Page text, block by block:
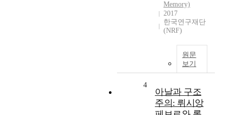
Memory)
2017
한국연구재단
(NRF)
원문
보기
4
아날과 구조
주의: 뤼시앙